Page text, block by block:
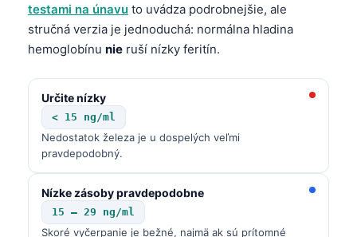
testami na únavu to uvádza podrobnejšie, ale
stručná verzia je jednoduchá: normálna hladina
hemoglobínu nie ruší nízky feritín.
Určite nízky
< 15 ng/ml
Nedostatok železa je u dospelých veľmi
pravdepodobný.
Nízke zásoby pravdepodobne
15 – 29 ng/ml
Skoré vyčerpanie je bežné, najmä ak sú prítomné